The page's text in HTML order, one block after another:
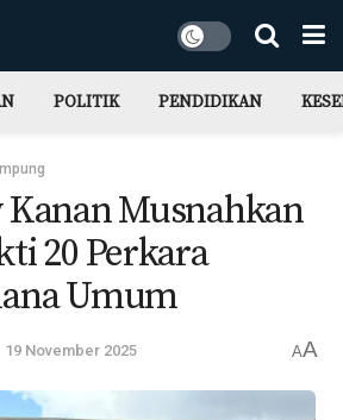
POLITIK PENDIDIKAN
Kanan Musnahkan
20 Perkara
Umum
19 November 2025 AA